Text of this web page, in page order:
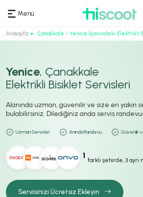
Menü
Anasayfa Çanakkale - Yenice İlçesindeki Elektrikli
Yenice, Çanakkale
Elektrikli Bisiklet Servisleri
Alanında uzman, güvenilir ve size en yakın
bulabilirsiniz. Dilediğiniz anda servis
Uzman Servisler Anında Randevu Güvenilir
1 farklı şehirde, 3 ayrı
Servisinizi Ücretsiz Ekleyin